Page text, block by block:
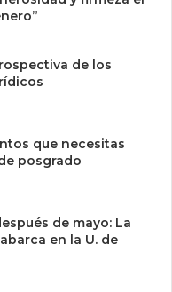
de los
que necesitas
posgrado
de mayo: La
en la U. de